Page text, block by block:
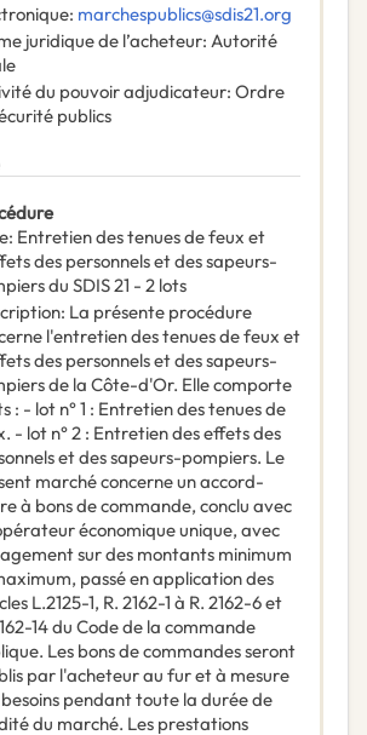
: marchespublics@sdis21.org
juridique de l’acheteur: Autorité
du pouvoir adjudicateur: Ordre
publics
: Entretien des tenues de feux et
des personnels et des sapeurs-
du SDIS 21 - 2 lots
: La présente procédure
l'entretien des tenues de feux et
des personnels et des sapeurs-
de la Côte-d'Or. Elle comporte
: - lot n° 1 : Entretien des tenues de
- lot n° 2 : Entretien des effets des
et des sapeurs-pompiers. Le
marché concerne un accord-
à bons de commande, conclu avec
économique unique, avec
sur des montants minimum
passé en application des
L.2125-1, R. 2162-1 à R. 2162-6 et
14 du Code de la commande
Les bons de commandes seront
par l'acheteur au fur et à mesure
pendant toute la durée de
du marché. Les prestations